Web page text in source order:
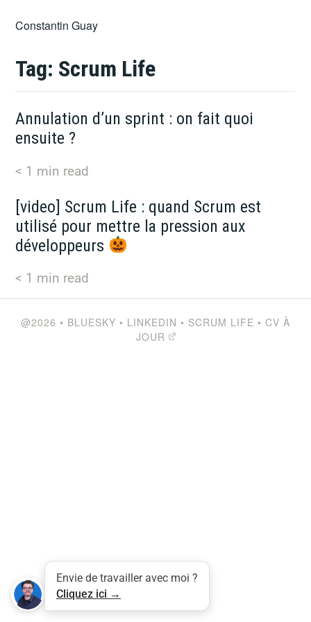
Constantin Guay
Tag: Scrum Life
Annulation d’un sprint : on fait quoi
ensuite ?
< 1 min read
[video] Scrum Life : quand Scrum est
utilisé pour mettre la pression aux
développeurs
< 1 min read
@2026 • BLUESKY • LINKEDIN • SCRUM LIFE • CV À
JOUR
Envie de travailler avec moi ?
Cliquez ici →